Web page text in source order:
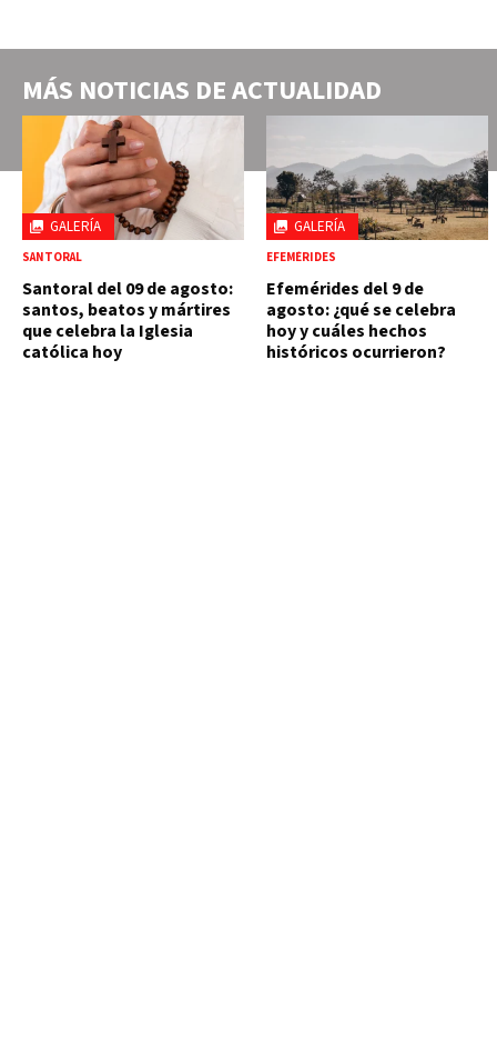
MÁS NOTICIAS DEACTUALIDAD
GALERÍA
SANTORAL
Santoral del 09 de agosto:
santos, beatos y mártires
que celebra la Iglesia
católica hoy
GALERÍA
EFEMÉRIDES
Efemérides del 9 de
agosto: ¿qué se celebra
hoy y cuáles hechos
históricos ocurrieron?